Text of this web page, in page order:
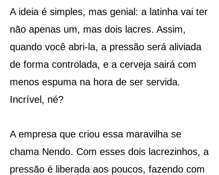
A ideia é simples, mas genial: a latinha vai ter
não apenas um, mas dois lacres. Assim,
quando você abri-la, a pressão será aliviada
de forma controlada, e a cerveja sairá com
menos espuma na hora de ser servida.
Incrível, né?
A empresa que criou essa maravilha se
chama Nendo. Com esses dois lacrezinhos, a
pressão é liberada aos poucos, fazendo com